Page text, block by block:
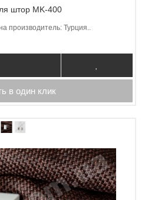
штор MK-400
производитель: Турция..
в один клик